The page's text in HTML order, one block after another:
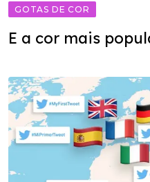
GOTAS DE COR
E a cor mais